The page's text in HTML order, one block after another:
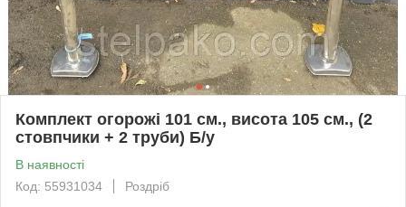
Комплект огорожі 101 см., висота 105 см., (2
стовпчики + 2 труби) Б/у
В наявності
Код: 55931034
Роздріб